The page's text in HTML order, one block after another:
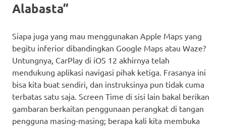
Alabasta”
Siapa juga yang mau menggunakan Apple Maps yang
begitu inferior dibandingkan Google Maps atau Waze?
Untungnya, CarPlay di iOS 12 akhirnya telah
mendukung aplikasi navigasi pihak ketiga. Frasanya ini
bisa kita buat sendiri, dan instruksinya pun tidak cuma
terbatas satu saja. Screen Time di sisi lain bakal berikan
gambaran berkaitan penggunaan perangkat di tangan
pengguna masing-masing; berapa kali kita membuka